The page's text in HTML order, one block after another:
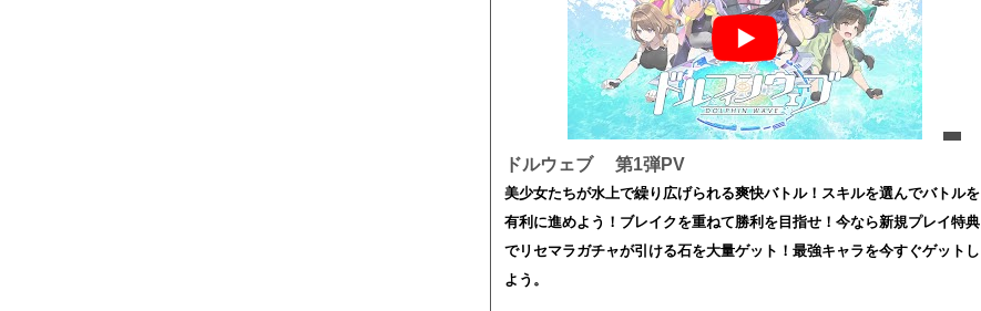
ドルウェブ 第1弾PV
美少女たちが水上で繰り広げられる爽快バトル！スキルを選んでバトルを
有利に進めよう！ブレイクを重ねて勝利を目指せ！今なら新規プレイ特典
でリセマラガチャが引ける石を大量ゲット！最強キャラを今すぐゲットし
よう。